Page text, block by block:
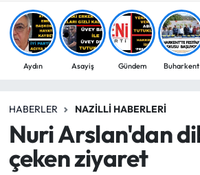
Aydın Asayiş Gündem Buharkent
HABERLER NAZILLI HABERLERI
Nuri Arslan'dan
çeken ziyaret
BİLİM-TEKNOLOJİ
ÇEVRE
EĞİTİM
EKONOMİ
Aydın Hava Durumu
Aydin Namaz Vakitleri
Süper Lig Puan Durumu ve
Tüm Manşetler